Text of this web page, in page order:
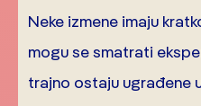
Neke izmene imaju
mogu se smatrati
trajno ostaju ugrađene